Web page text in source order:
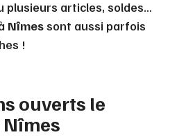
plusieurs articles, soldes…
Nîmessont aussi parfois
!
ouverts le
Nîmes